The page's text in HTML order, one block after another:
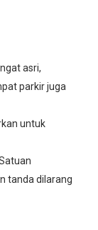
(Handy Talky)
asri,
parkir juga
untuk
tanda dilarang